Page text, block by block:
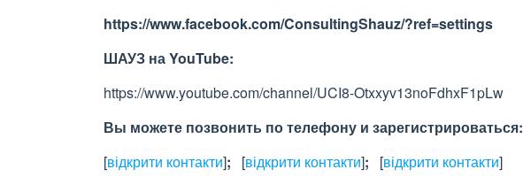
https://www.facebook.com/ConsultingShauz/?ref=settings
ШАУЗ наYouTube:
https://www.youtube.com/channel/UCI8-Otxxyv13noFdhxF1pLw
Вы можете позвонить по телефону и зарегистрироваться:
[відкрити контакти]; [відкрити контакти]; [відкрити контакти]